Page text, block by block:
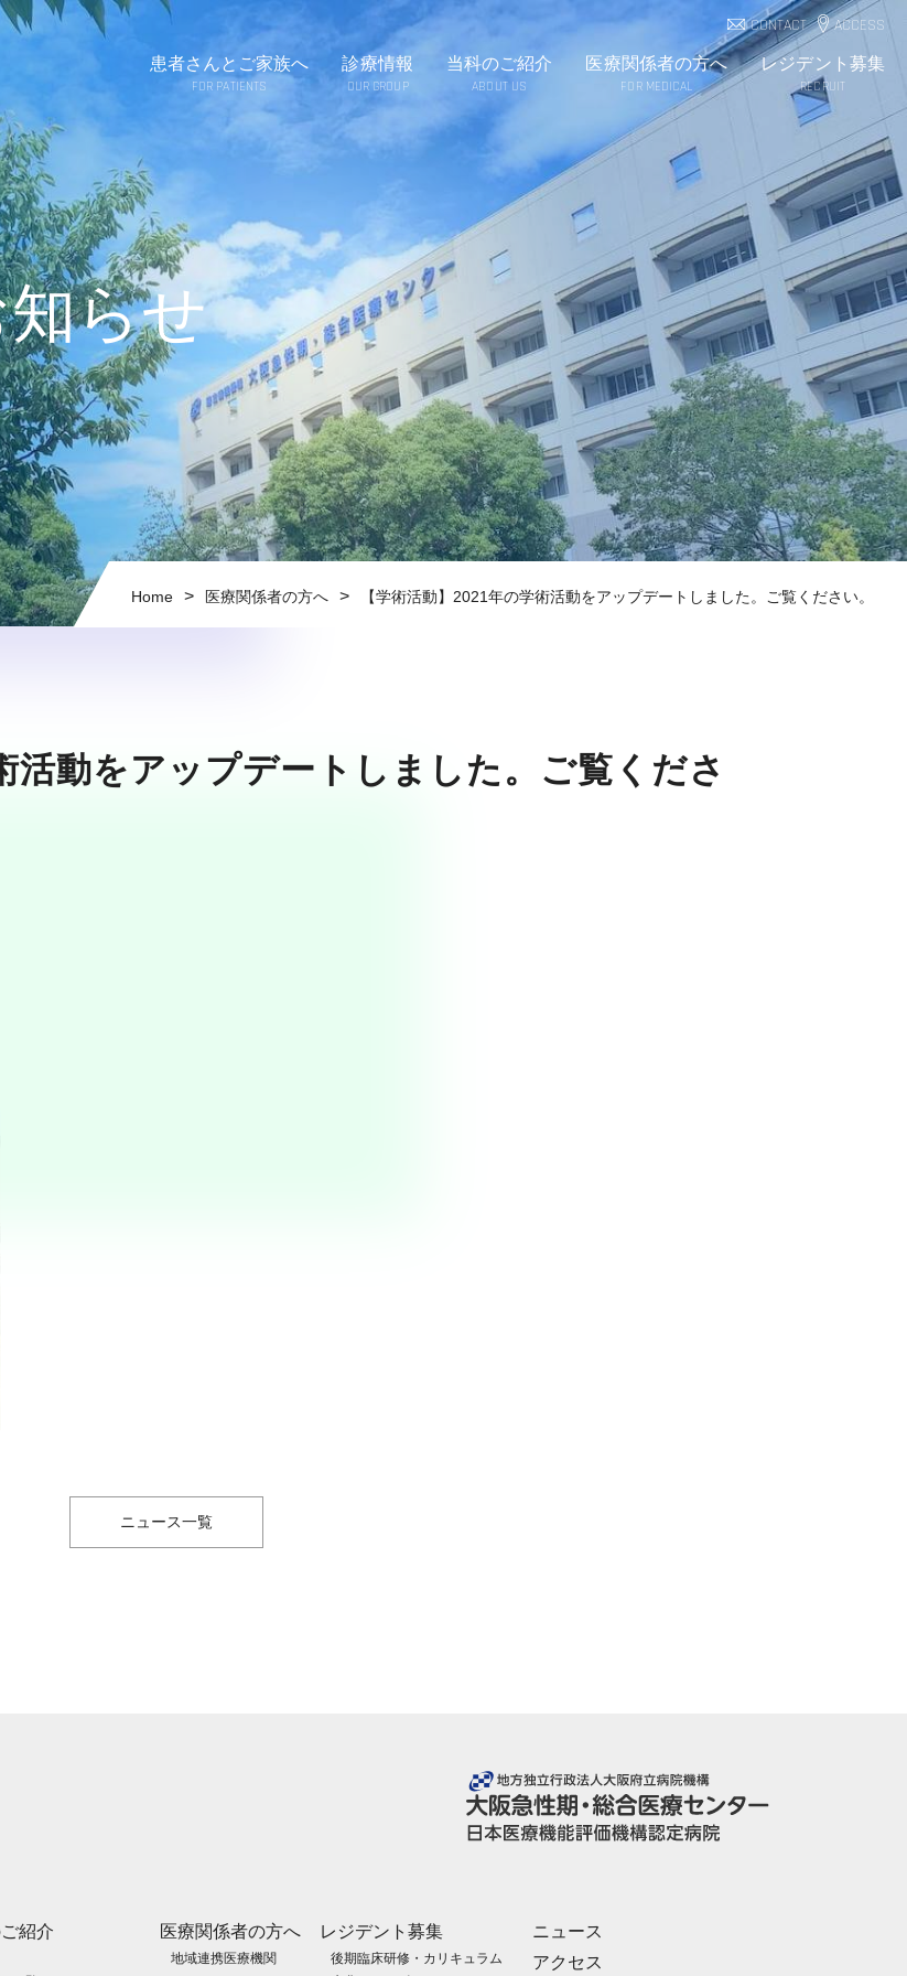
CONTACT ACCESS
患者さんとご家族へ
FOR PATIENTS
診療情報
OUR GROUP
当科のご紹介
ABOUT US
医療関係者の方へ
FOR MEDICAL
レジデント募集
RECRUIT
らせ
Home > 医療関係者の方へ > 【学術活動】2021年の学術活動をアップデートしました。ご覧ください。
活動をアップデートしました。ご覧くださ
ニュース一覧
紹介 医療関係者の方へ
地域連携医療機関
レジデント募集
後期臨床研修・カリキュラム
ニュース
アクセス